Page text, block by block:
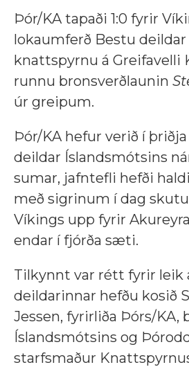
Þór/KA tapaði 1:0 fyrir
lokaumferð Bestu deildar
knattspyrnu á Greifavelli
runnu bronsverðlaunin
úr greipum.
Þór/KA hefur verið í
deildar Íslandsmótsins
sumar, jafntefli hefði
með sigrinum í dag
Víkings upp fyrir
endar í fjórða sæti.
Tilkynnt var rétt fyrir leik
deildarinnar hefðu kosið
Jessen, fyrirliða Þórs/KA,
Íslandsmótsins og
starfsmaður